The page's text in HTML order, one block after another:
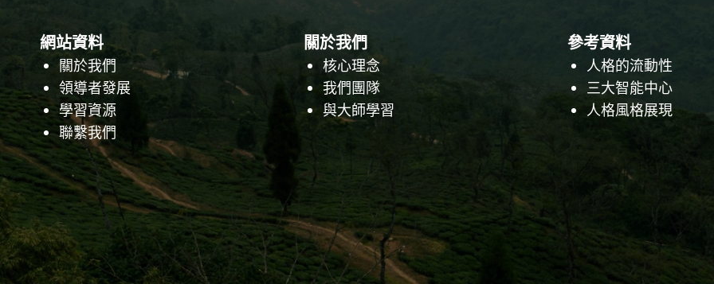
網站資料
關於我們
領導者發展
學習資源
聯繫我們
關於我們
核心理念
我們團隊
與大師學習
參考資料
人格的流動性
三大智能中心
人格風格展現
Facebook